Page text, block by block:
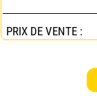
PRIX DE VENTE :